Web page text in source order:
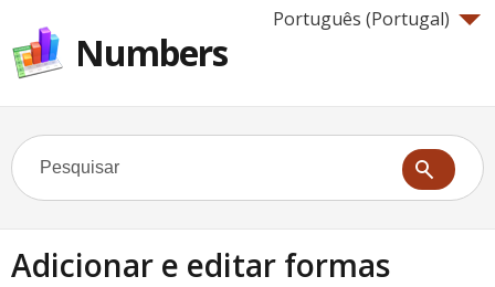
Português (Portugal)‎
Numbers
Adicionar e editar formas